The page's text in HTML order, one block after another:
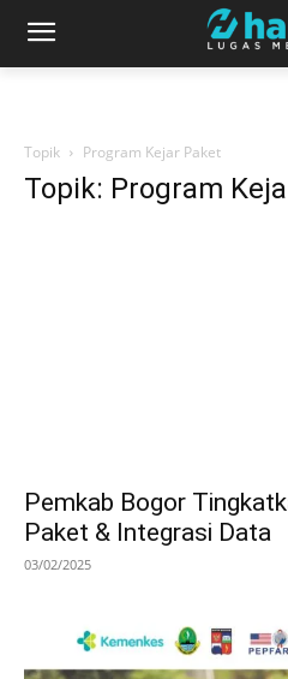
Topik Program Kejar Paket
Topik: Program
Pemkab Bogor
Paket & Integrasi Data
03/02/2025